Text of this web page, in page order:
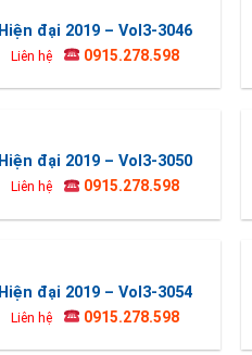
Hiện đại 2019 – Vol3-3046
Liên hệ 0915.278.598
Hiện đại 2019 – Vol3-3050
Liên hệ 0915.278.598
Hiện đại 2019 – Vol3-3054
Liên hệ 0915.278.598